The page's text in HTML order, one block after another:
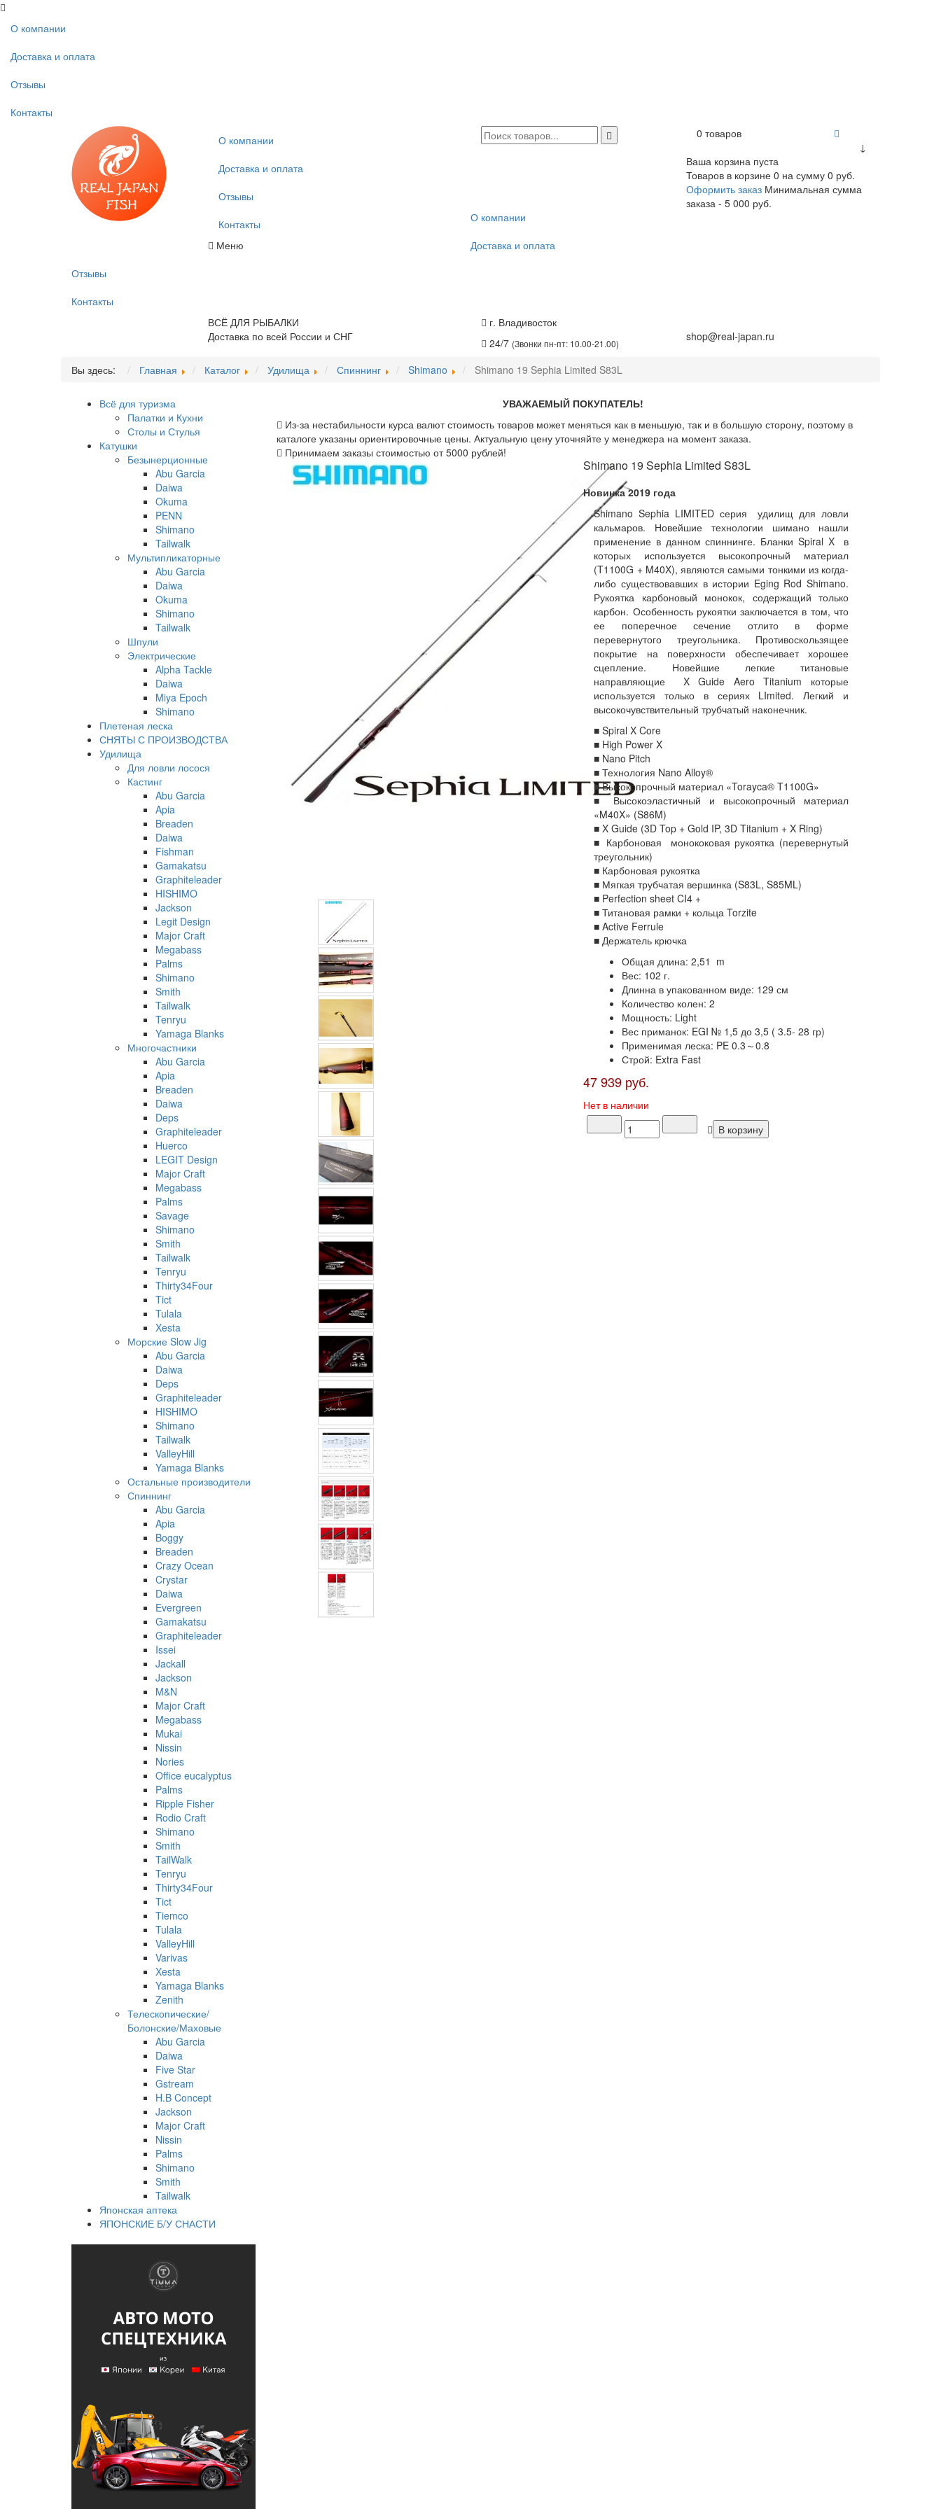
О компании
Доставка и оплата
Отзывы
Контакты
О компании
Доставка и оплата
Отзывы
Контакты
Меню
0 товаров
↓
Ваша корзина пуста
Товаров в корзине 0 на сумму 0 руб.
Оформить заказ Минимальная сумма
заказа - 5 000 руб.
О компании
Доставка и оплата
Отзывы
Контакты
ВСЁ ДЛЯ РЫБАЛКИ
Доставка по всей России и СНГ
г. Владивосток
24/7 (Звонки пн-пт: 10.00-21.00)
shop@real-japan.ru
Вы здесь: Главная Каталог Удилища Спиннинг Shimano Shimano 19 Sephia Limited S83L
Всё для туризма
Палатки и Кухни
Столы и Стулья
Катушки
Безынерционные
Abu Garcia
Daiwa
Okuma
PENN
Shimano
Tailwalk
Мультипликаторные
Abu Garcia
Daiwa
Okuma
Shimano
Tailwalk
Шпули
Электрические
Alpha Tackle
Daiwa
Miya Epoch
Shimano
Плетеная леска
СНЯТЫ С ПРОИЗВОДСТВА
Удилища
Для ловли лосося
Кастинг
Abu Garcia
Apia
Breaden
Daiwa
Fishman
Gamakatsu
Graphiteleader
HISHIMO
Jackson
Legit Design
Major Craft
Megabass
Palms
Shimano
Smith
Tailwalk
Tenryu
Yamaga Blanks
Многочастники
Abu Garcia
Apia
Breaden
Daiwa
Deps
Graphiteleader
Huerco
LEGIT Design
Major Craft
Megabass
Palms
Savage
Shimano
Smith
Tailwalk
Tenryu
Thirty34Four
Tict
Tulala
Xesta
Морские Slow Jig
Abu Garcia
Daiwa
Deps
Graphiteleader
HISHIMO
Shimano
Tailwalk
ValleyHill
Yamaga Blanks
Остальные производители
Спиннинг
Abu Garcia
Apia
Boggy
Breaden
Crazy Ocean
Crystar
Daiwa
Evergreen
Gamakatsu
Graphiteleader
Issei
Jackall
Jackson
M&N
Major Craft
Megabass
Mukai
Nissin
Nories
Office eucalyptus
Palms
Ripple Fisher
Rodio Craft
Shimano
Smith
TailWalk
Tenryu
Thirty34Four
Tict
Tiemco
Tulala
ValleyHill
Varivas
Xesta
Yamaga Blanks
Zenith
Телескопические/
Болонские/Маховые
Abu Garcia
Daiwa
Five Star
Gstream
H.B Concept
Jackson
Major Craft
Nissin
Palms
Shimano
Smith
Tailwalk
Японская аптека
ЯПОНСКИЕ Б/У СНАСТИ
УВАЖАЕМЫЙ ПОКУПАТЕЛЬ!
Из-за нестабильности курса валют стоимость товаров может меняться как в меньшую, так и в большую сторону, поэтому в
каталоге указаны ориентировочные цены. Актуальную цену уточняйте у менеджера на момент заказа.
Принимаем заказы стоимостью от 5000 рублей!
Shimano 19 Sephia Limited S83L
Новинка 2019 года
Shimano Sephia LIMITED серия удилищ для ловли
кальмаров. Новейшие технологии шимано нашли
применение в данном спиннинге. Бланки Spiral X в
которых используется высокопрочный материал
(T1100G + M40X), являются самыми тонкими из когда-
либо существовавших в истории Eging Rod Shimano.
Рукоятка карбоновый монокок, содержащий только
карбон. Особенность рукоятки заключается в том, что
ее поперечное сечение отлито в форме
перевернутого треугольника. Противоскользящее
покрытие на поверхности обеспечивает хорошее
сцепление. Новейшие легкие титановые
направляющие X Guide Aero Titanium которые
используется только в сериях LImited. Легкий и
высокочувствительный трубчатый наконечник.
■ Spiral X Core
■ High Power X
■ Nano Pitch
■ Технология Nano Alloy®
■ Высокопрочный материал «Torayca® T1100G»
■ Высокоэластичный и высокопрочный материал
«M40X» (S86M)
■ X Guide (3D Top + Gold IP, 3D Titanium + X Ring)
■ Карбоновая монококовая рукоятка (перевернутый
треугольник)
■ Карбоновая рукоятка
■ Мягкая трубчатая вершинка (S83L, S85ML)
■ Perfection sheet CI4 +
■ Титановая рамки + кольца Torzite
■ Active Ferrule
■ Держатель крючка
Общая длина: 2,51 m
Вес: 102 г.
Длинна в упакованном виде: 129 см
Количество колен: 2
Мощность: Light
Вес приманок: EGI № 1,5 до 3,5 ( 3.5- 28 гр)
Применимая леска: PE 0.3～0.8
Строй: Extra Fast
47 939 руб.
Нет в наличии